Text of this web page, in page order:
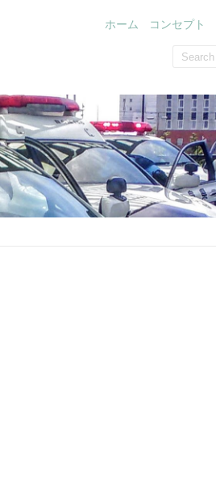
ホーム コンセプト